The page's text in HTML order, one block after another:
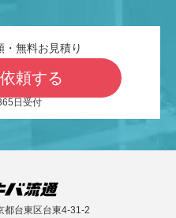
・無料お見積り
頼する
日受付
都台東区台東4-31-2